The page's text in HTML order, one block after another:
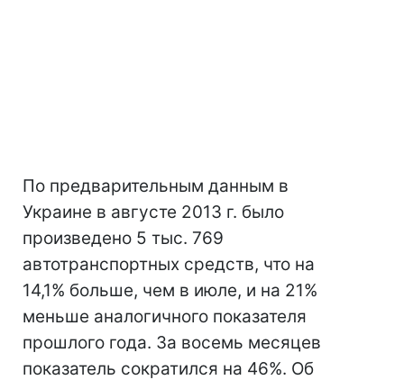
По предварительным данным в
Украине в августе 2013 г. было
произведено 5 тыс. 769
автотранспортных средств, что на
14,1% больше, чем в июле, и на 21%
меньше аналогичного показателя
прошлого года. За восемь месяцев
показатель сократился на 46%. Об